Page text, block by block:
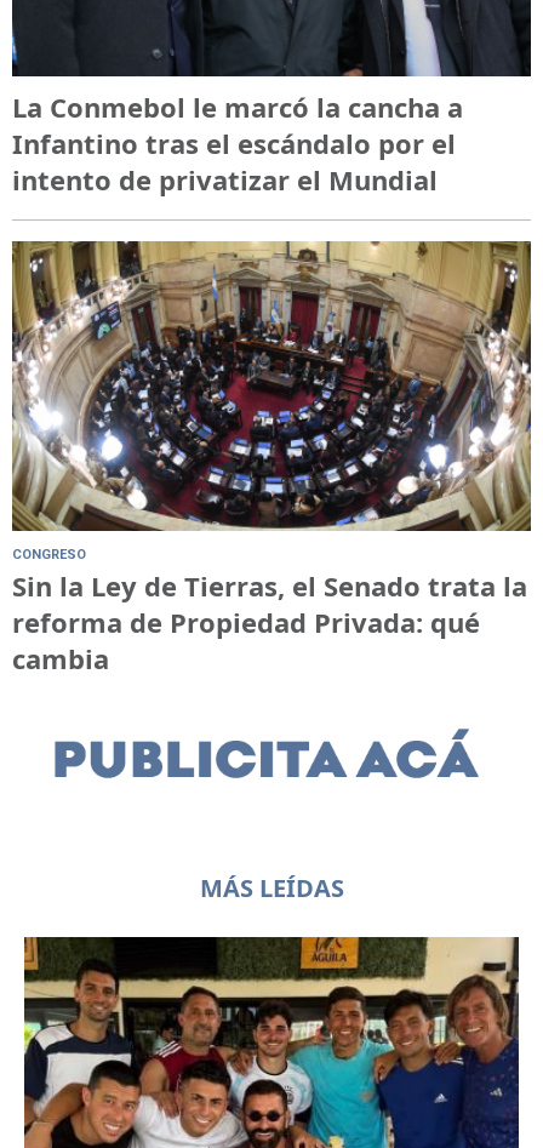
La Conmebol le marcó la cancha a
Infantino tras el escándalo por el
intento de privatizar el Mundial
CONGRESO
Sin la Ley de Tierras, el Senado trata la
reforma de Propiedad Privada: qué
cambia
MÁS LEÍDAS